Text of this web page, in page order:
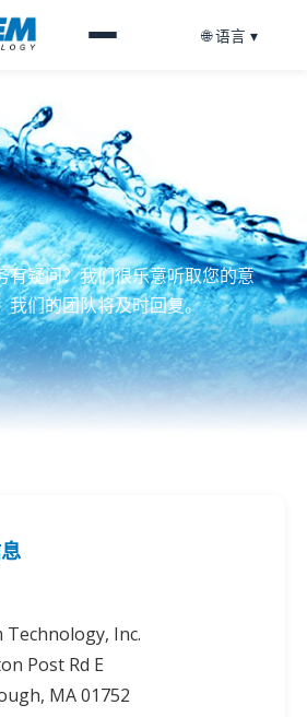
🌐 语言 ▾
有疑问？我们很乐意听取您的意
我们的团队将及时回复。
Technology, Inc.
Post Rd E
MA 01752